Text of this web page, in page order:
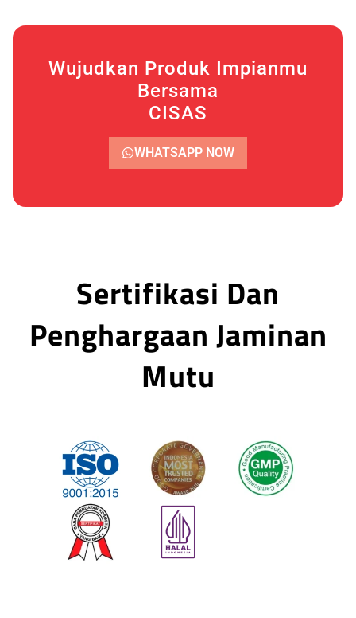
Wujudkan Produk Impianmu
Bersama
CISAS
WHATSAPP NOW
Sertifikasi Dan
Penghargaan Jaminan
Mutu